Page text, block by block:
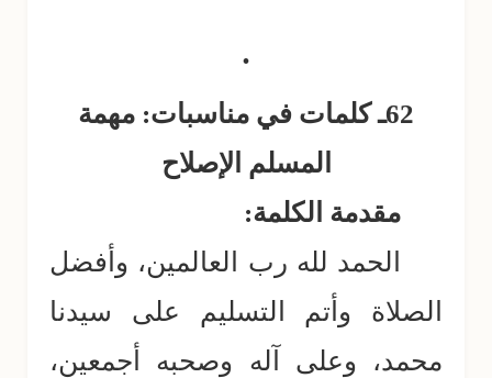
.
62ـ كلمات في مناسبات: مهمة
المسلم الإصلاح
مقدمة الكلمة:
الحمد لله رب العالمين، وأفضل
الصلاة وأتم التسليم على سيدنا
محمد، وعلى آله وصحبه أجمعين،